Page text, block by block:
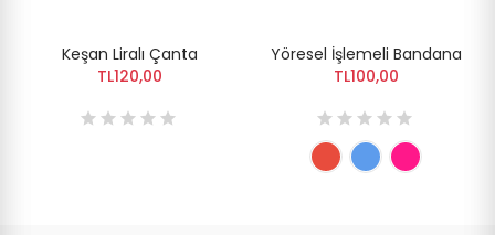
Keşan Liralı Çanta
TL120,00
Yöresel İşlemeli Bandana
TL100,00